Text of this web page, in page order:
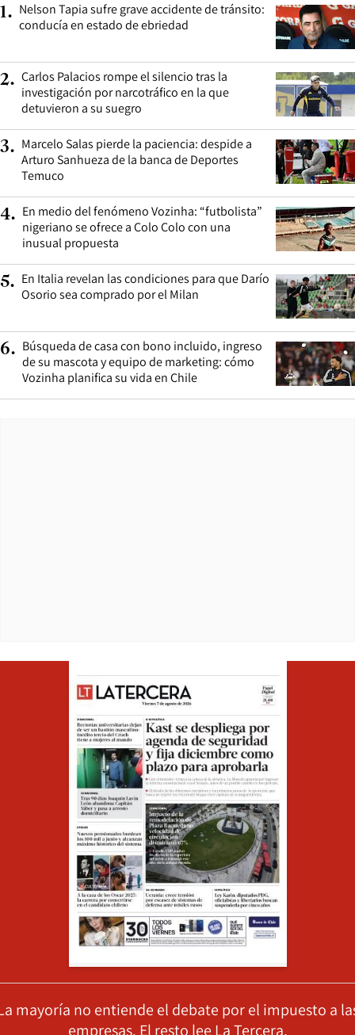
1. Nelson Tapia sufre grave accidente de tránsito:
conducía en estado de ebriedad
2. Carlos Palacios rompe el silencio tras la
investigación por narcotráfico en la que
detuvieron a su suegro
3. Marcelo Salas pierde la paciencia: despide a
Arturo Sanhueza de la banca de Deportes
Temuco
4. En medio del fenómeno Vozinha: “futbolista”
nigeriano se ofrece a Colo Colo con una
inusual propuesta
5. En Italia revelan las condiciones para que Darío
Osorio sea comprado por el Milan
6. Búsqueda de casa con bono incluido, ingreso
de su mascota y equipo de marketing: cómo
Vozinha planifica su vida en Chile
mayoría no entiende el debate por el impuesto a
empresas. El resto lee La Tercera.